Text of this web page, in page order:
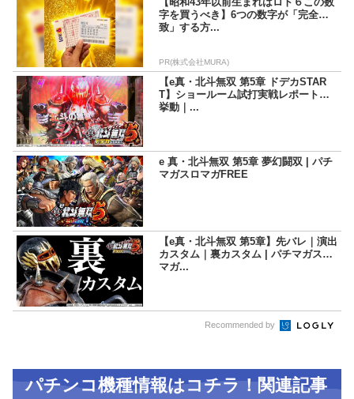
字を買うべき】6つの数字が「完全一
致」する方...
PR(株式会社MURA)
【e真・北斗無双 第5章 ドデカSTAR
T】ショールーム試打実戦レポート｜
挙動｜...
e 真・北斗無双 第5章 夢幻闘双 | パチ
マガスロマガFREE
【e真・北斗無双 第5章】先バレ｜演出
カスタム｜裏カスタム | パチマガスロ
マガ...
Recommended by
パチンコ機種情報はコチラ！関連記事